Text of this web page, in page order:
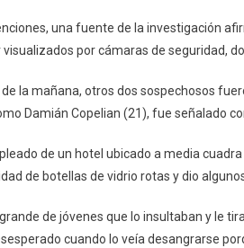
una fuente de la investigación
visualizados por cámaras de seguridad,
de la mañana, otros dos sospechosos
Damián Copelian (21), fue señalado
de un hotel ubicado a media
de botellas de vidrio rotas y dio
de jóvenes que lo insultaban y le
cuando lo veía desangrarse